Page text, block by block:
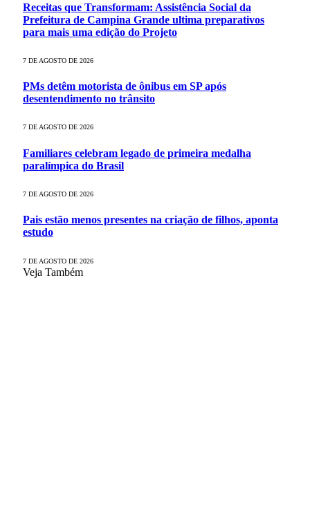
Receitas que Transformam: Assistência Social da
Prefeitura de Campina Grande ultima preparativos
para mais uma edição do Projeto
7 DE AGOSTO DE 2026
PMs detêm motorista de ônibus em SP após
desentendimento no trânsito
7 DE AGOSTO DE 2026
Familiares celebram legado de primeira medalha
paralímpica do Brasil
7 DE AGOSTO DE 2026
Pais estão menos presentes na criação de filhos, aponta
estudo
7 DE AGOSTO DE 2026
Veja Também